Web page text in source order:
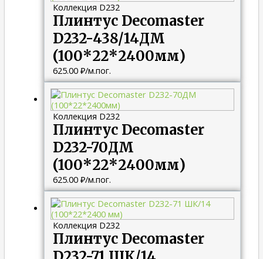
Коллекция D232
Плинтус Decomaster
D232-438/14ДМ
(100*22*2400мм)
625.00 ₽/м.пог.
Коллекция D232
Плинтус Decomaster
D232-70ДМ
(100*22*2400мм)
625.00 ₽/м.пог.
Коллекция D232
Плинтус Decomaster